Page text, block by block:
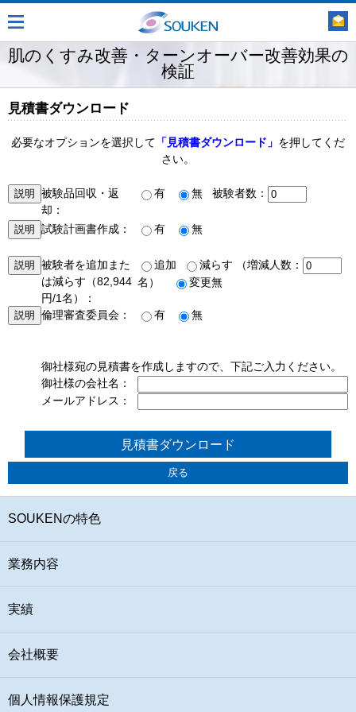
肌のくすみ改善・ターンオーバー改善効果の
検証
見積書ダウンロード
必要なオプションを選択して 「見積書ダウンロード」 を押してくだ
さい。
被験品回収・返
却：
有 無 被験者数：
試験計画書作成： 有 無
被験者を追加また
は減らす（82,944
円/1名）：
追加
減らす （増減人数：
名）
変更無
倫理審査委員会： 有 無
御社様宛の見積書を作成しますので、下記ご入力ください。
御社様の会社名：
メールアドレス：
見積書ダウンロード
戻る
SOUKENの特色
業務内容
実績
会社概要
個人情報保護規定